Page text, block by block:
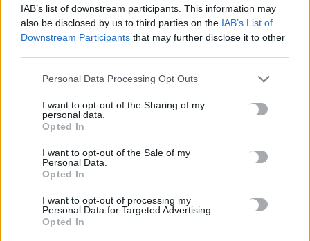
IAB’s list of downstream participants. This information may
also be disclosed by us to third parties on the IAB’s List of
Downstream Participants that may further disclose it to other
Personal Data Processing Opt Outs
I want to opt-out of the Sharing of my
personal data.
Opted In
I want to opt-out of the Sale of my
Personal Data.
Opted In
I want to opt-out of processing my
Personal Data for Targeted Advertising.
Opted In
«Η μόνη ασφαλής Ελλάδα είναι η παραγωγική Ελλάδα», τόνισε ο
Υπουργός Ανάπτυξης, Τάκης Θεοδωρικάκος, στην εκπομπή
«Συνδέσεις» στο…
Newsroom 6 Φεβρουαρίου, 2026
ΡΟΗ ΕΙΔΗΣΕΩΝ
από τον «Σύνδεσμο Μελών Γυναικείων Σωματείων Ηρακλείου
και Ν. Ηρακλείου»
Τουρισμός για Ολους 2026-2027: Τα SOS για να «κλειδώσετε»